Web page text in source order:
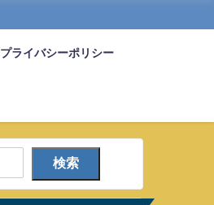
プライバシーポリシー
検索